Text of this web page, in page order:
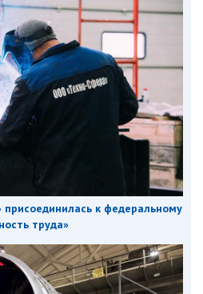
к федеральному
труда»